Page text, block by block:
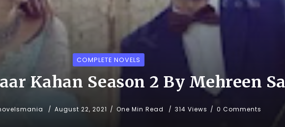
COMPLETE NOVELS
Kahan Season 2 By Mehreen
August 22, 2021 One Min Read 314 Views 0 Comments